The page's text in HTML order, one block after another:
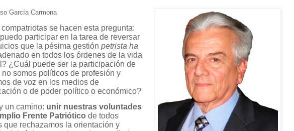
García Carmona
compatriotas se hacen esta pregunta:
participar en la tarea de reversar
que la pésima gestión petrista ha
en todos los órdenes de la vida
¿Cuál puede ser la participación de
somos políticos de profesión y
de voz en los medios de
o de poder político o económico?
un camino: unir nuestras voluntades
Frente Patriótico de todos
que rechazamos la orientación y